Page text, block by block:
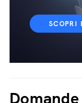
SCOPRI